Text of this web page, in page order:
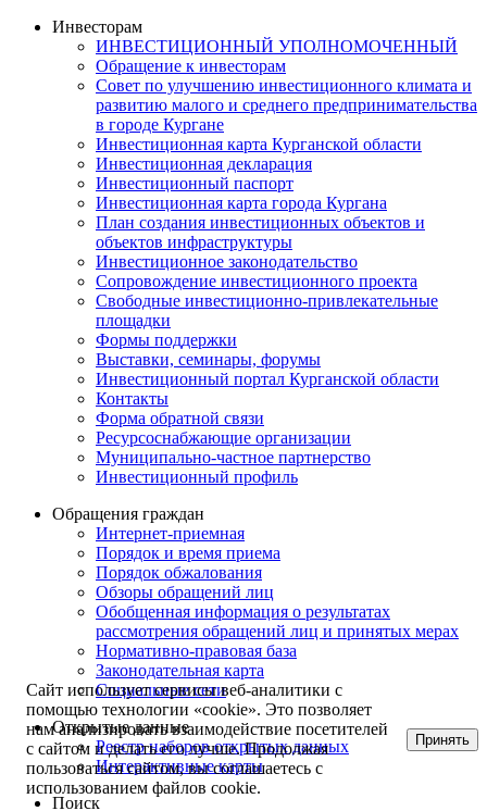
Инвесторам
ИНВЕСТИЦИОННЫЙ УПОЛНОМОЧЕННЫЙ
Обращение к инвесторам
Совет по улучшению инвестиционного климата и
развитию малого и среднего предпринимательства
в городе Кургане
Инвестиционная карта Курганской области
Инвестиционная декларация
Инвестиционный паспорт
Инвестиционная карта города Кургана
План создания инвестиционных объектов и
объектов инфраструктуры
Инвестиционное законодательство
Сопровождение инвестиционного проекта
Свободные инвестиционно-привлекательные
площадки
Формы поддержки
Выставки, семинары, форумы
Инвестиционный портал Курганской области
Контакты
Форма обратной связи
Ресурсоснабжающие организации
Муниципально-частное партнерство
Инвестиционный профиль
Обращения граждан
Интернет-приемная
Порядок и время приема
Порядок обжалования
Обзоры обращений лиц
Обобщенная информация о результатах
рассмотрения обращений лиц и принятых мерах
Нормативно-правовая база
Законодательная карта
Социальные сети
Открытые данные
Реестр наборов открытых данных
Интерактивные карты
Поиск
Сайт использует сервисы веб-аналитики с
помощью технологии «cookie». Это позволяет
нам анализировать взаимодействие посетителей
с сайтом и делать его лучше. Продолжая
пользоваться сайтом, вы соглашаетесь с
использованием файлов cookie.
Принять